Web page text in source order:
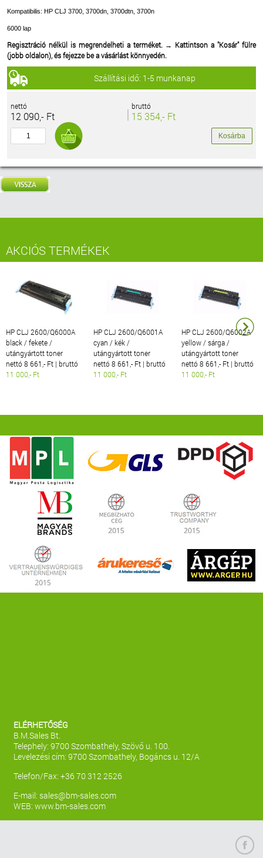
Kompatibilis: HP CLJ 3700, 3700dn, 3700dtn, 3700n
6000 lap
Regisztráció nélkül is megrendelheti a terméket. → Kattintson a "Kosár" fülre
(jobb oldalon), és fejezze be a vásárlást könnyedén.
Szállítási idő: 1-5 munkanap
nettó
12 090,- Ft
bruttó
15 354,- Ft
AKCIÓS TERMÉKEK
HP CLJ 2600/Q6000A
black / fekete /
utángyártott toner
nettó 8 661,- Ft | bruttó
11 000,- Ft
HP CLJ 2600/Q6001A
cyan / kék /
utángyártott toner
nettó 8 661,- Ft | bruttó
11 000,- Ft
HP CLJ 2600/Q6002A
yellow / sárga /
utángyártott toner
nettó 8 661,- Ft | bruttó
11 000,- Ft
ELÉRHETŐSÉG
B.M.Sales Bt.
Telephely: 9700 Szombathely, Szövő u. 100.
Levelezési cím: 9700 Szombathely, Bogáncs u. 12/A
Telefon/Fax: +36 70 312 2526
E-mail: sales@bm-sales.com
WEB: www.bm-sales.com